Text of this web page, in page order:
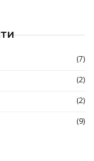
(7)
(2)
(2)
(9)